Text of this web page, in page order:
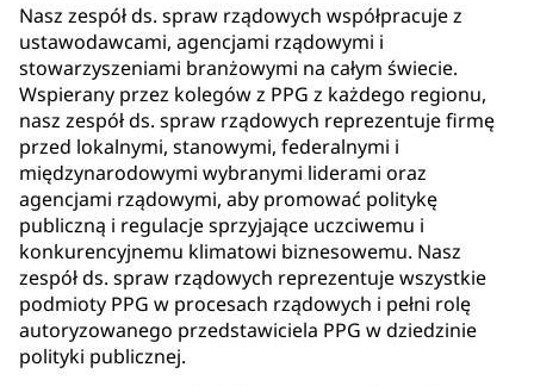
Nasz zespół ds. spraw rządowych współpracuje z
ustawodawcami, agencjami rządowymi i
stowarzyszeniami branżowymi na całym świecie.
Wspierany przez kolegów z PPG z każdego regionu,
nasz zespół ds. spraw rządowych reprezentuje firmę
przed lokalnymi, stanowymi, federalnymi i
międzynarodowymi wybranymi liderami oraz
agencjami rządowymi, aby promować politykę
publiczną i regulacje sprzyjające uczciwemu i
konkurencyjnemu klimatowi biznesowemu. Nasz
zespół ds. spraw rządowych reprezentuje wszystkie
podmioty PPG w procesach rządowych i pełni rolę
autoryzowanego przedstawiciela PPG w dziedzinie
polityki publicznej.